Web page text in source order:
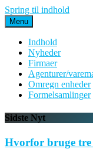
Spring til indhold
Menu
Indhold
Nyheder
Firmaer
Agenturer/
Omregn enheder
Formelsamlinger
Sidste Nyt
Hvorfor bruge tre